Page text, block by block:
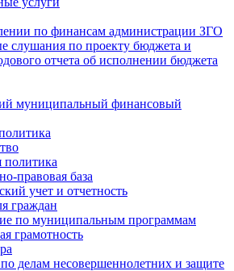
по финансам администрации ЗГО
слушания по проекту бюджета и
отчета об исполнении бюджета
муниципальный финансовый
политика
правовая база
учет и отчетность
граждан
по муниципальным программам
грамотность
делам несовершеннолетних и защите